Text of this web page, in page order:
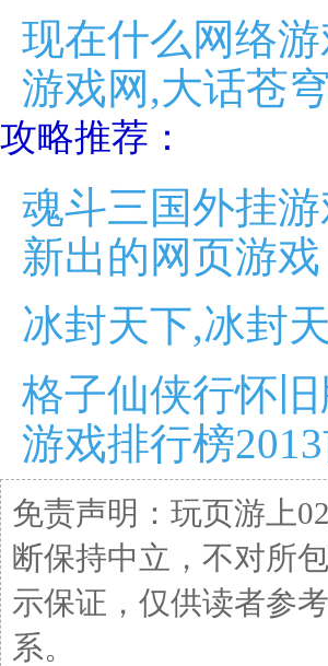
现在什么网络
游戏网,大话苍
攻略推荐：
魂斗三国外挂
新出的网页游戏
冰封天下,冰封
格子仙侠行怀
游戏排行榜
免责声明：玩页游上
断保持中立，不对所
示保证，仅供读者参
系。